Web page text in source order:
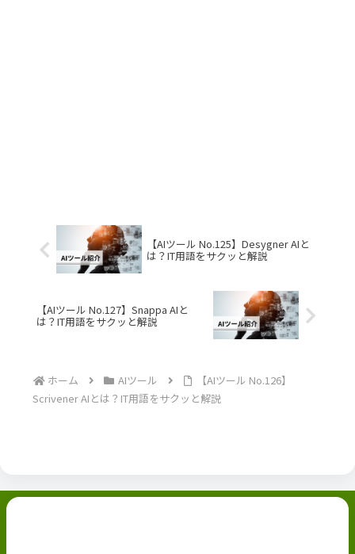
【AIツール No.125】Desygner AIと
は？IT用語をサクッと解説
【AIツール No.127】Snappa AIと
は？IT用語をサクッと解説
ホーム AIツール
【AIツール No.126】
Scrivener AIとは？IT用語をサクッと解説